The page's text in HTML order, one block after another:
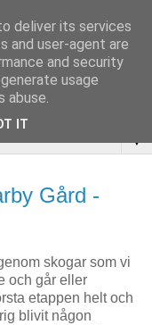
▼
Gård -
skogar som vi
och går eller
etappen helt och
blivit någon
deliver its services
and user-agent are
and security
usage
abuse.
IT